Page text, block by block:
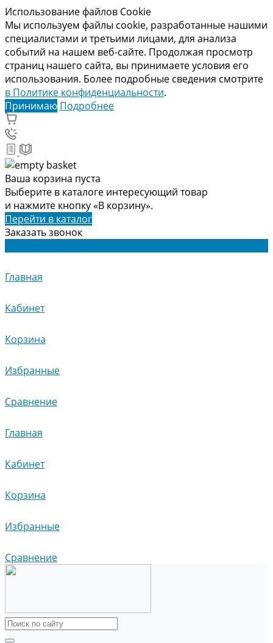
Использование файлов Cookie
Мы используем файлы cookie, разработанные нашими
специалистами и третьими лицами, для анализа
событий на нашем веб-сайте. Продолжая просмотр
страниц нашего сайта, вы принимаете условия его
использования. Более подробные сведения смотрите
в Политике конфиденциальности.
Принимаю Подробнее
Ваша корзина пуста
Выберите в каталоге интересующий товар
и нажмите кнопку «В корзину».
Перейти в каталог
Заказать звонок
Главная
Кабинет
Корзина
Избранные
Сравнение
Главная
Кабинет
Корзина
Избранные
Сравнение